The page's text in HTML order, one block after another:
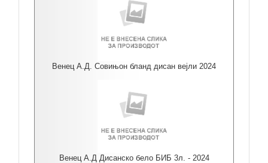
Венец А.Д. Совињон бланд дисан вејли 2024
Венец А.Д Дисанско бело БИБ 3л. - 2024